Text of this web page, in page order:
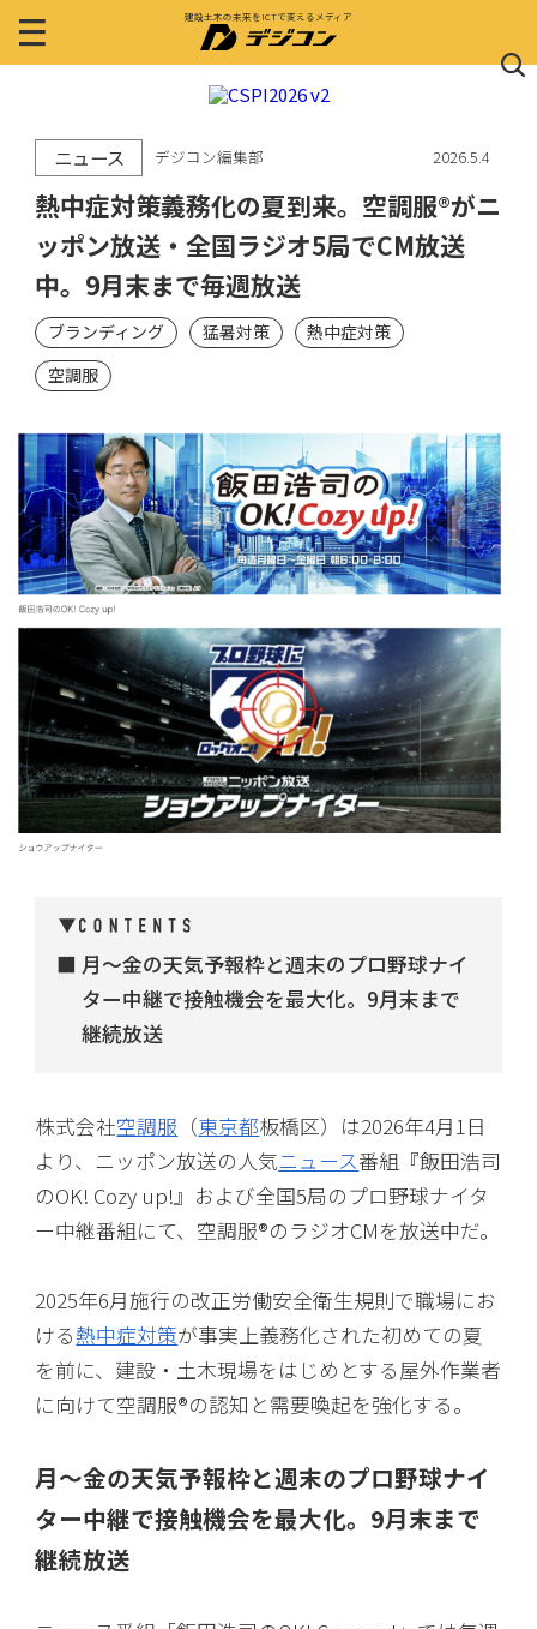
建設土木の未来をICTで変えるメディア
ニュース デジコン編集部 2026.5.4
熱中症対策義務化の夏到来。空調服®がニ
ッポン放送・全国ラジオ5局でCM放送
中。9月末まで毎週放送
ブランディング 猛暑対策
熱中症対策
空調服
月〜金の天気予報枠と週末のプロ野球ナイ
ター中継で接触機会を最大化。9月末まで
継続放送
株式会社空調服 （東京都板橋区）は2026年4月1日
より、ニッポン放送の人気ニュース番組『飯田浩司
のOK! Cozy up!』および全国5局のプロ野球ナイタ
ー中継番組にて、空調服®のラジオCMを放送中だ。
2025年6月施行の改正労働安全衛生規則で職場にお
ける熱中症対策が事実上義務化された初めての夏
を前に、建設・土木現場をはじめとする屋外作業者
に向けて空調服®の認知と需要喚起を強化する。
月〜金の天気予報枠と週末のプロ野球ナイ
ター中継で接触機会を最大化。9月末まで
継続放送